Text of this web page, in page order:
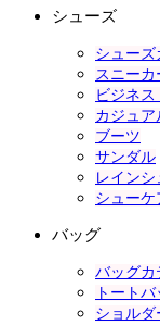
シューズ
シューズ
スニーカ
ビジネ
カジュア
ブーツ
サンダル
レイン
シューケ
バッグ
バッグカ
トート
ショルダ